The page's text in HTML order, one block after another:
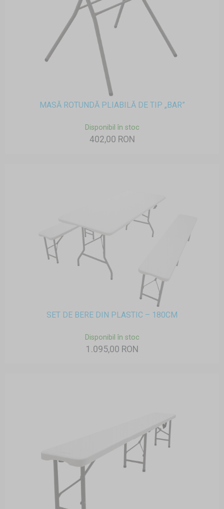
MASĂ ROTUNDĂ PLIABILĂ DE TIP „BAR”
Disponibil în stoc
402,00 RON
SET DE BERE DIN PLASTIC – 180CM
Disponibil în stoc
1.095,00 RON